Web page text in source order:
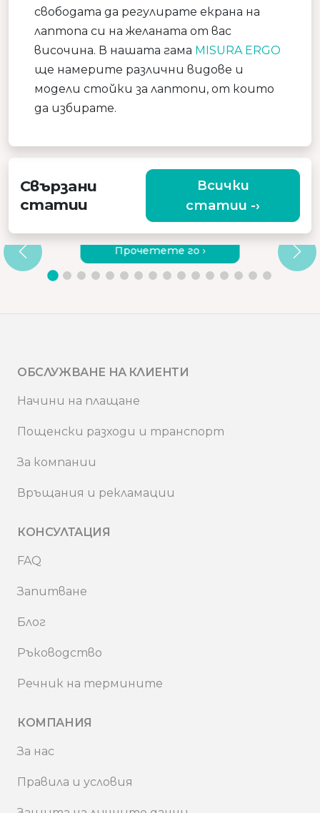
свободата да регулирате екрана на
лаптопа си на желаната от вас
височина. В нашата гама MISURA ERGO
ще намерите различни видове и
модели стойки за лаптопи, от които
да избирате.
Свързани
статии
Всички
статии -›
ЗАЩО ДА ИЗБЕРЕТЕ КАЧЕСТВЕН
ВИБРИРАЩ МАСАЖОР?
Прочетете го ›
ОБСЛУЖВАНЕ НА КЛИЕНТИ
Начини на плащане
Пощенски разходи и транспорт
За компании
Връщания и рекламации
КОНСУЛТАЦИЯ
FAQ
Запитване
Блог
Ръководство
Речник на термините
КОМПАНИЯ
За нас
Правила и условия